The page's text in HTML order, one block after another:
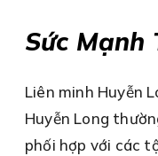
Sức Mạnh
Liên minh Huyễn
Huyễn Long
phối hợp với các